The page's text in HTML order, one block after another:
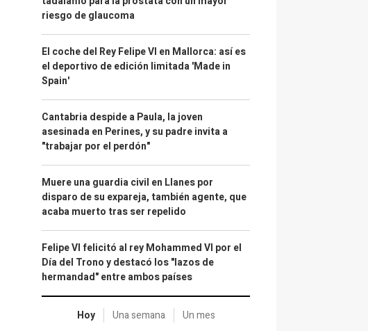
riesgo de glaucoma
El coche del Rey Felipe VI en Mallorca: así es
el deportivo de edición limitada 'Made in
Spain'
Cantabria despide a Paula, la joven
asesinada en Perines, y su padre invita a
"trabajar por el perdón"
Muere una guardia civil en Llanes por
disparo de su expareja, también agente, que
acaba muerto tras ser repelido
Felipe VI felicitó al rey Mohammed VI por el
Día del Trono y destacó los "lazos de
hermandad" entre ambos países
Hoy Una semana Un mes